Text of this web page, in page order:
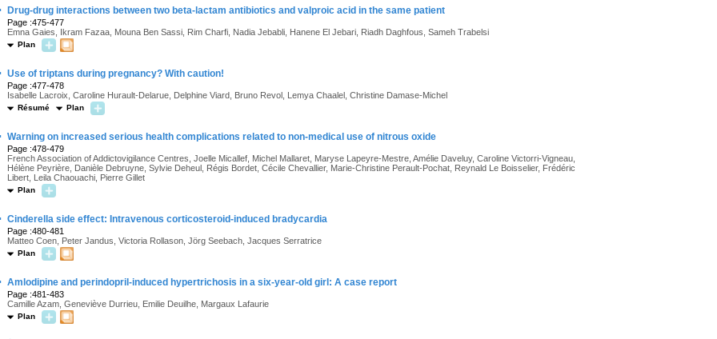
Drug-drug interactions between two beta-lactam antibiotics and valproic acid in the same patient
Page :475-477
Emna Gaies, Ikram Fazaa, Mouna Ben Sassi, Rim Charfi, Nadia Jebabli, Hanene El Jebari, Riadh Daghfous, Sameh Trabelsi
Plan
Use of triptans during pregnancy? With caution!
Page :477-478
Isabelle Lacroix, Caroline Hurault-Delarue, Delphine Viard, Bruno Revol, Lemya Chaalel, Christine Damase-Michel
Résumé Plan
Warning on increased serious health complications related to non-medical use of nitrous oxide
Page :478-479
French Association of Addictovigilance Centres, Joelle Micallef, Michel Mallaret, Maryse Lapeyre-Mestre, Amélie Daveluy, Caroline Victorri-Vigneau,
Hélène Peyrière, Danièle Debruyne, Sylvie Deheul, Régis Bordet, Cécile Chevallier, Marie-Christine Perault-Pochat, Reynald Le Boisselier, Frédéric
Libert, Leila Chaouachi, Pierre Gillet
Plan
Cinderella side effect: Intravenous corticosteroid-induced bradycardia
Page :480-481
Matteo Coen, Peter Jandus, Victoria Rollason, Jörg Seebach, Jacques Serratrice
Plan
Amlodipine and perindopril-induced hypertrichosis in a six-year-old girl: A case report
Page :481-483
Camille Azam, Geneviève Durrieu, Emilie Deuilhe, Margaux Lafaurie
Plan